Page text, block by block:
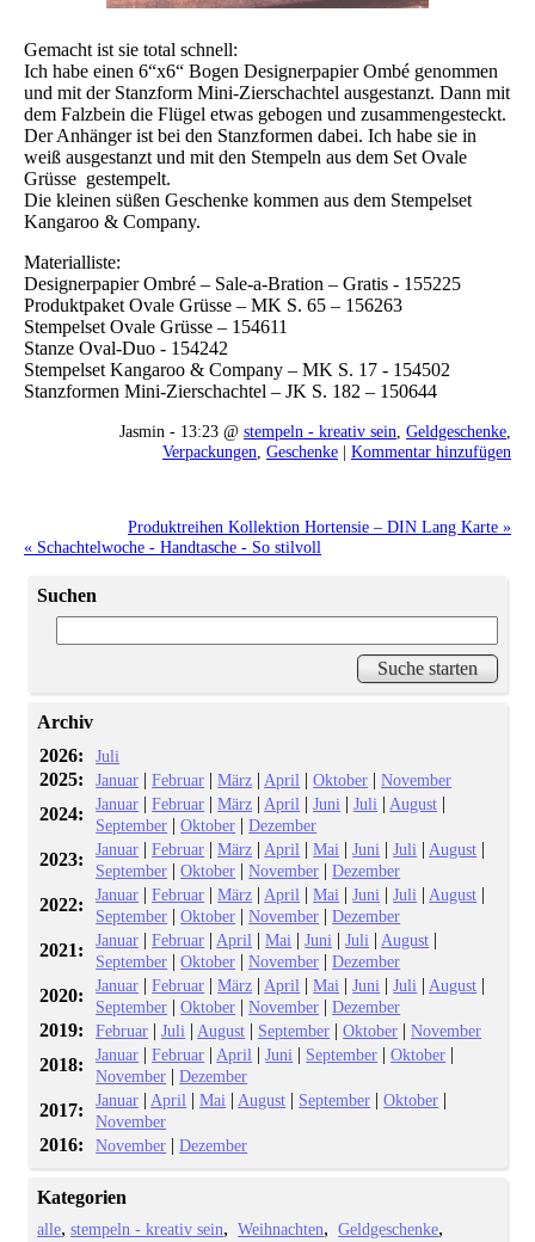
Gemacht ist sie total schnell:
Ich habe einen 6“x6“ Bogen Designerpapier Ombé genommen
und mit der Stanzform Mini-Zierschachtel ausgestanzt. Dann mit
dem Falzbein die Flügel etwas gebogen und zusammengesteckt.
Der Anhänger ist bei den Stanzformen dabei. Ich habe sie in
weiß ausgestanzt und mit den Stempeln aus dem Set Ovale
Grüsse gestempelt.
Die kleinen süßen Geschenke kommen aus dem Stempelset
Kangaroo & Company.
Materialliste:
Designerpapier Ombré – Sale-a-Bration – Gratis - 155225
Produktpaket Ovale Grüsse – MK S. 65 – 156263
Stempelset Ovale Grüsse – 154611
Stanze Oval-Duo - 154242
Stempelset Kangaroo & Company – MK S. 17 - 154502
Stanzformen Mini-Zierschachtel – JK S. 182 – 150644
Jasmin - 13:23 @ stempeln - kreativ sein, Geldgeschenke,
Verpackungen, Geschenke | Kommentar hinzufügen
Produktreihen Kollektion Hortensie – DIN Lang Karte »
« Schachtelwoche - Handtasche - So stilvoll
Suchen
Archiv
2026:
Juli
2025: Januar |Februar |März | April |Oktober |November
2024: Januar |Februar |März | April |Juni |Juli | August |
September |Oktober |Dezember
2023: Januar |Februar |März | April |Mai |Juni |Juli | August |
September |Oktober |November |Dezember
2022: Januar |Februar |März | April |Mai |Juni |Juli | August |
September |Oktober |November |Dezember
2021: Januar |Februar | April |Mai |Juni |Juli | August |
September |Oktober |November |Dezember
2020: Januar |Februar |März | April |Mai |Juni |Juli | August |
September |Oktober |November |Dezember
2019: Februar |Juli | August | September |Oktober |November
2018: Januar |Februar | April |Juni | September |Oktober |
November |Dezember
2017: Januar | April |Mai | August | September |Oktober |
November
2016: November |Dezember
Kategorien
alle stempeln - kreativ sein Weihnachten
Geldgeschenke